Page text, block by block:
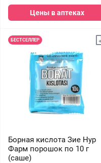
Цены в аптеках
БЕСТСЕЛЛЕР
Борная кислота Зие Нур
Фарм порошок по 10 г
(саше)